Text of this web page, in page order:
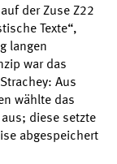
der Zuse Z22
Texte“,
langen
war das
Aus
wählte das
diese setzte
abgespeichert